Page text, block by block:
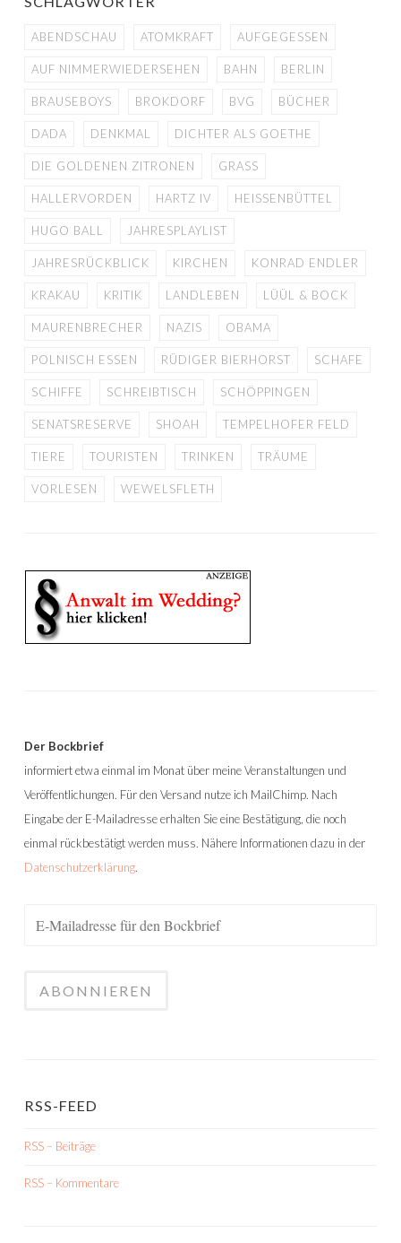
ABENDSCHAU ATOMKRAFT AUFGEGESSEN
AUF NIMMERWIEDERSEHEN BAHN BERLIN
BRAUSEBOYS BROKDORF BVG BÜCHER
DADA DENKMAL DICHTER ALS GOETHE
DIE GOLDENEN ZITRONEN GRASS
HALLERVORDEN HARTZ IV HEISSENBÜTTEL
HUGO BALL JAHRESPLAYLIST
JAHRESRÜCKBLICK KIRCHEN KONRAD ENDLER
KRAKAU KRITIK LANDLEBEN LÜÜL & BOCK
MAURENBRECHER NAZIS OBAMA
POLNISCH ESSEN RÜDIGER BIERHORST SCHAFE
SCHIFFE SCHREIBTISCH SCHÖPPINGEN
SENATSRESERVE SHOAH TEMPELHOFER FELD
TIERE TOURISTEN TRINKEN TRÄUME
VORLESEN WEWELSFLETH
Der Bockbrief
informiert etwa einmal im Monat über meine Veranstaltungen und
Veröffentlichungen. Für den Versand nutze ich MailChimp. Nach
Eingabe der E-Mailadresse erhalten Sie eine Bestätigung, die noch
einmal rückbestätigt werden muss. Nähere Informationen dazu in der
Datenschutzerklärung.
RSS-FEED
RSS – Beiträge
RSS – Kommentare